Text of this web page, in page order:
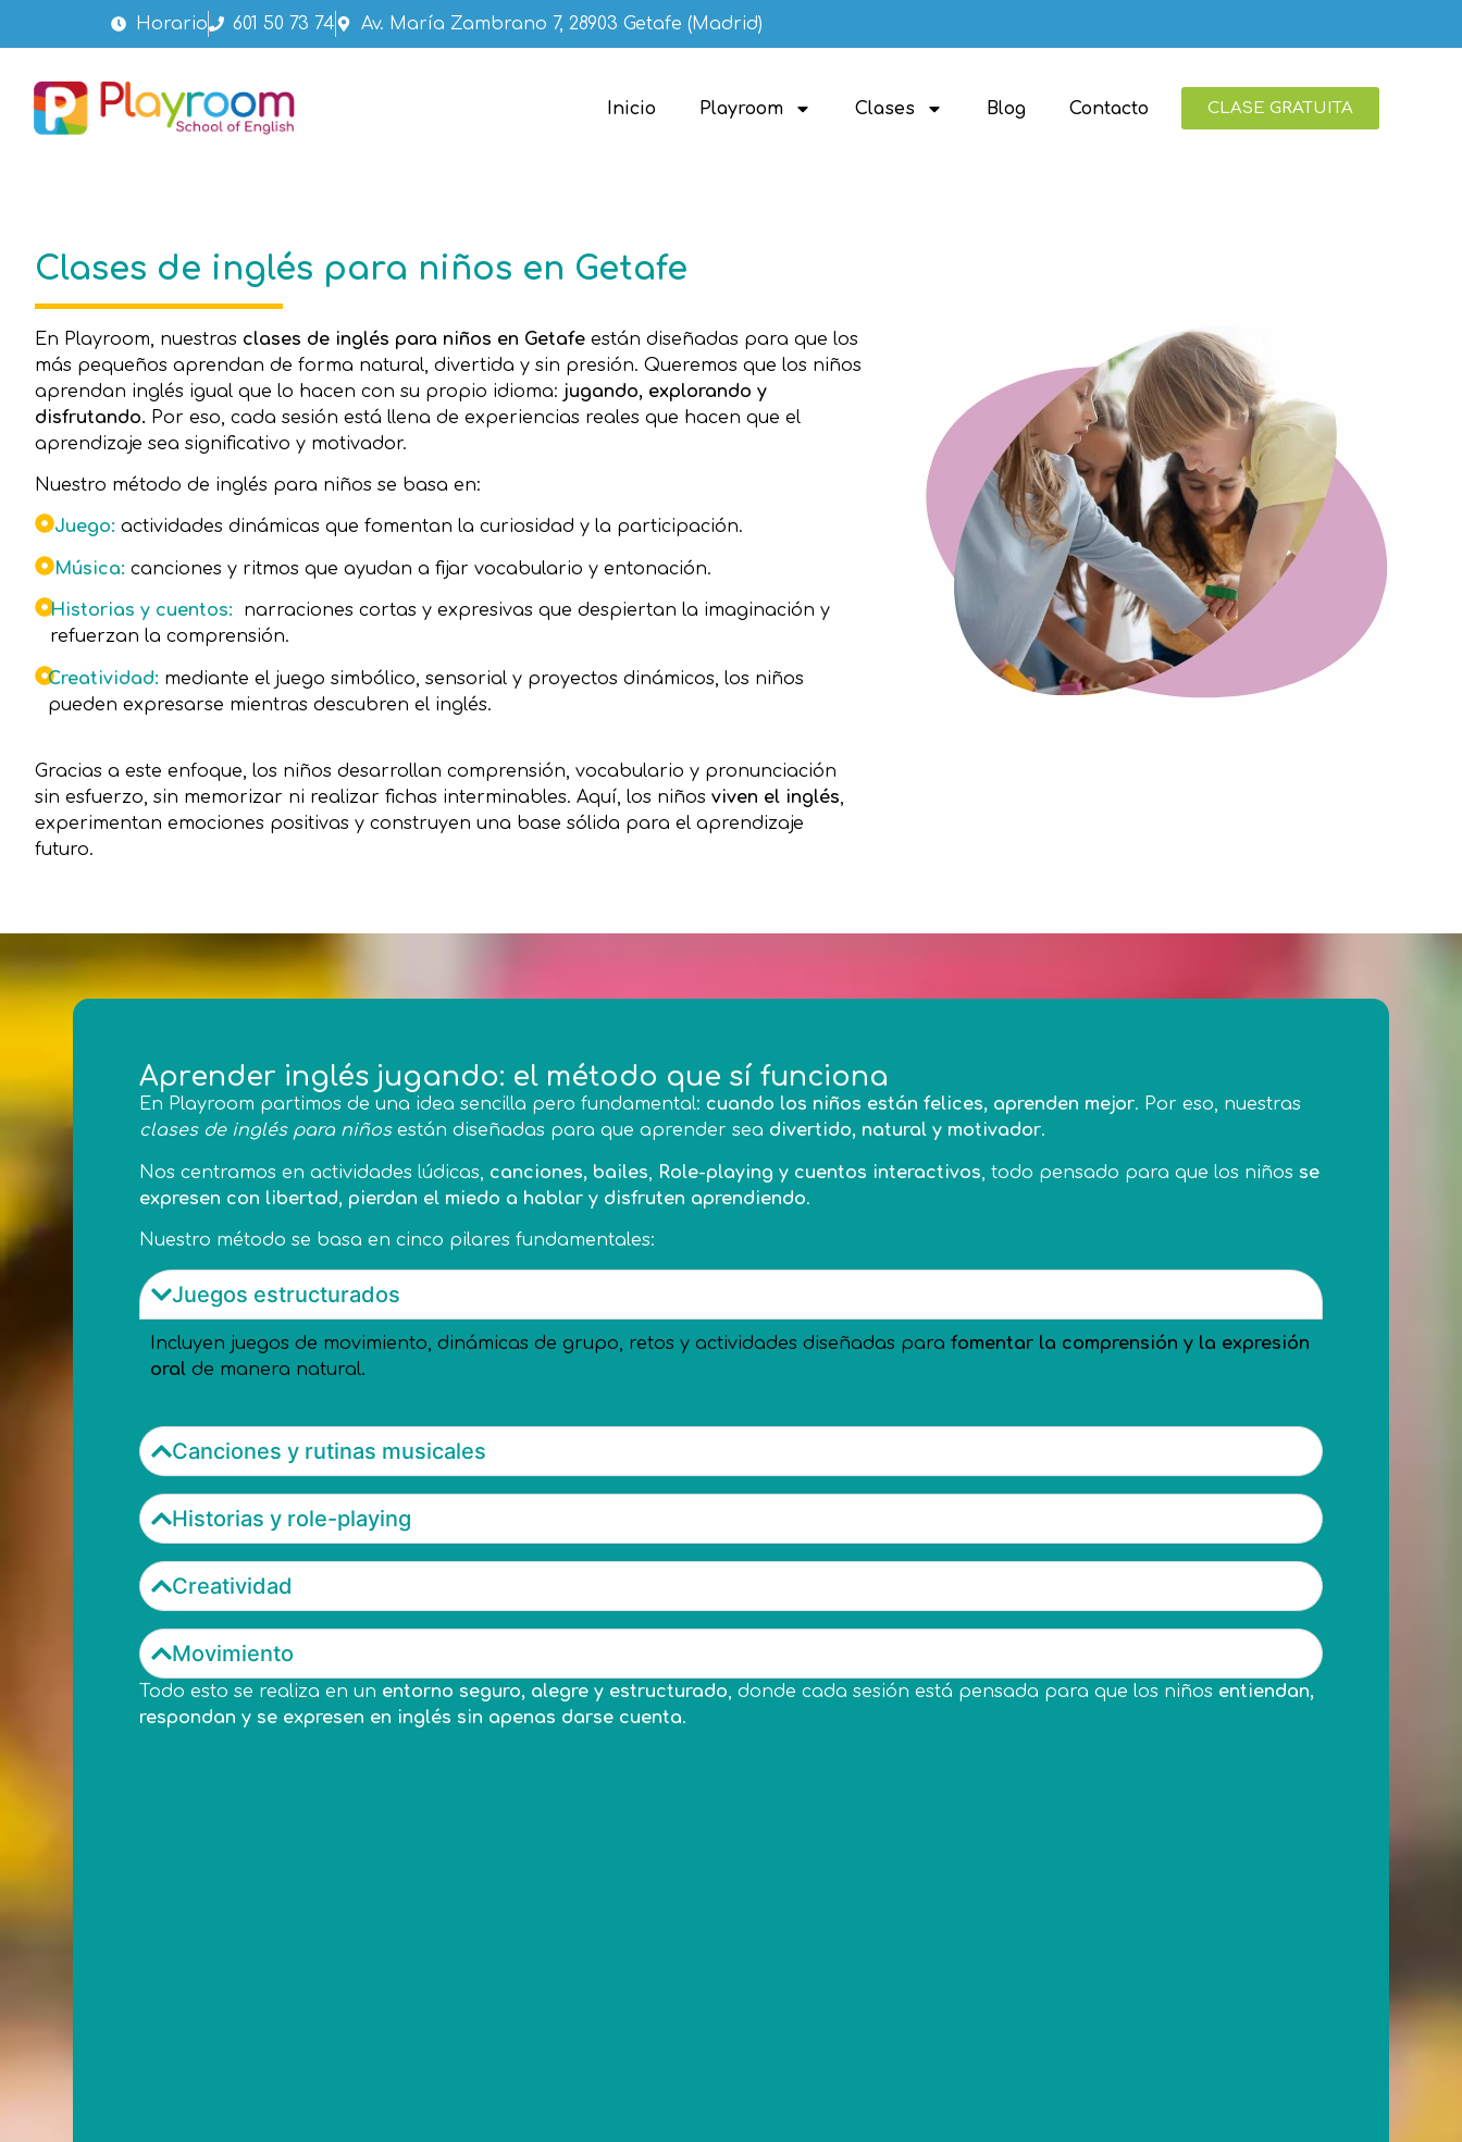
Horario 601 50 73 74 Av. María Zambrano 7, 28903 Getafe (Madrid)
Inicio Playroom Clases Blog Contacto CLASE GRATUITA
Clases de inglés para niños en Getafe
En Playroom, nuestras clases de inglés para niños en Getafe están diseñadas para que los
más pequeños aprendan de forma natural, divertida y sin presión. Queremos que los niños
aprendan inglés igual que lo hacen con su propio idioma: jugando, explorando y
disfrutando. Por eso, cada sesión está llena de experiencias reales que hacen que el
aprendizaje sea significativo y motivador.
Nuestro método de inglés para niños se basa en:
Juego: actividades dinámicas que fomentan la curiosidad y la participación.
Música: canciones y ritmos que ayudan a fijar vocabulario y entonación.
Historias y cuentos:
narraciones cortas y expresivas que despiertan la imaginación y
refuerzan la comprensión.
Creatividad: mediante el juego simbólico, sensorial y proyectos dinámicos, los niños
pueden expresarse mientras descubren el inglés.
Gracias a este enfoque, los niños desarrollan comprensión, vocabulario y pronunciación
sin esfuerzo, sin memorizar ni realizar fichas interminables. Aquí, los niños viven el inglés,
experimentan emociones positivas y construyen una base sólida para el aprendizaje
futuro.
Aprender inglés jugando: el método que sí funciona
En Playroom partimos de una idea sencilla pero fundamental: cuando los niños están felices, aprenden mejor. Por eso, nuestras
clases de inglés para niñosestán diseñadas para que aprender sea divertido, natural y motivador.
Nos centramos en actividades lúdicas, canciones, bailes, Role-playing y cuentos interactivos, todo pensado para que los niños se
expresen con libertad, pierdan el miedo a hablar y disfruten aprendiendo.
Nuestro método se basa en cinco pilares fundamentales:
Juegos estructurados
Incluyen juegos de movimiento, dinámicas de grupo, retos y actividades diseñadas para fomentar la comprensión y la expresión
oralde manera natural.
Canciones y rutinas musicales
Historias y role-playing
Creatividad
Movimiento
Todo esto se realiza en un entorno seguro, alegre y estructurado, donde cada sesión está pensada para que los niños entiendan,
respondan y se expresen en inglés sin apenas darse cuenta.